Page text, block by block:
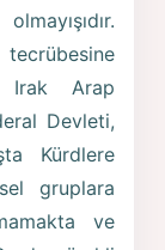
tecrübesine
Irak Arap
Devleti,
Kürdlere
gruplara
ve